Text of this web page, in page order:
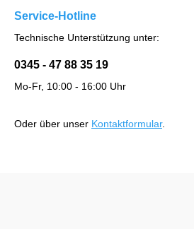
Service-Hotline
Technische Unterstützung unter:
0345 - 47 88 35 19
Mo-Fr, 10:00 - 16:00 Uhr
Oder über unser Kontaktformular.